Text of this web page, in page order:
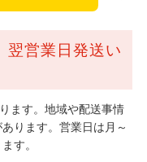
営業日発送い
ます。地域や配送事情
ります。営業日は月～
す。